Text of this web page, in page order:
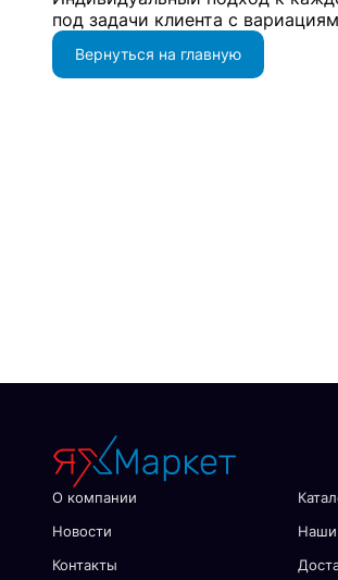
под задачи клиента с
Вернуться на главную
О компании
Новости
Контакты